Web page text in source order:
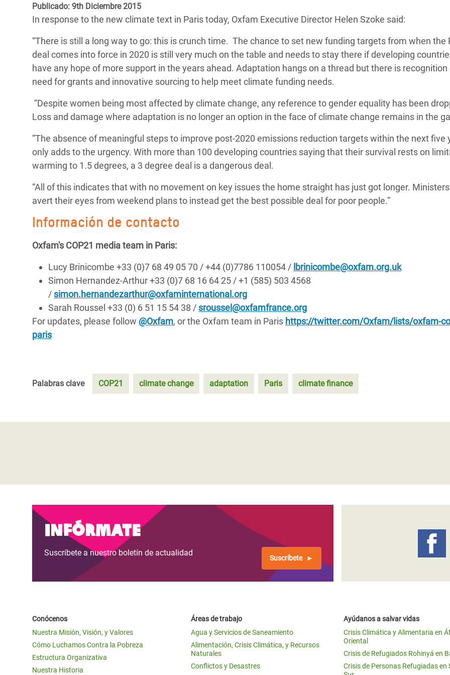
Conflictos y Desastres
Desigualdad Extrema y
Servicios Sociales Básicos
Inequality and Rights in a
Gender, Rights, and Justice
en África Oriental
Crisis de Personas Refugiadas
en Sudán del Sur
Crisis de Refugiados Rohinyá
Crisis en Siria
Crisis en Yemen
#ActuaPorElClima
se Oculta tras los Alimentos
¡Basta! Acabemos con las violencias contra
mujeres y niñas
ayuda
a
la
navegación
Publicado: 9th Diciembre 2015
In response to the new climate text in Paris today, Oxfam Executive Director Helen Szoke said:
“There is still a long way to go: this is crunch time. The chance to set new funding targets from when the
deal comes into force in 2020 is still very much on the table and needs to stay there if developing
have any hope of more support in the years ahead. Adaptation hangs on a thread but there is recognition
need for grants and innovative sourcing to help meet climate funding needs.
“Despite women being most affected by climate change, any reference to gender equality has been
Loss and damage where adaptation is no longer an option in the face of climate change remains in the
“The absence of meaningful steps to improve post-2020 emissions reduction targets within the next five
only adds to the urgency. With more than 100 developing countries saying that their survival rests on
warming to 1.5 degrees, a 3 degree deal is a dangerous deal.
“All of this indicates that with no movement on key issues the home straight has just got longer.
avert their eyes from weekend plans to instead get the best possible deal for poor people.”
Información de contacto
Oxfam's COP21 media team in Paris:
Lucy Brinicombe +33 (0)7 68 49 05 70 / +44 (0)7786 110054 / lbrinicombe@oxfam.org.uk
Simon Hernandez-Arthur +33 (0)7 68 16 64 25 / +1 (585) 503 4568
/simon.hernandezarthur@oxfaminternational.org
Sarah Roussel +33 (0) 6 51 15 54 38 /sroussel@oxfamfrance.org
For updates, please follow @Oxfam, or the Oxfam team in Paris https://twitter.com/Oxfam/lists/oxfam-
paris
Palabras clave COP21 climate change adaptation Paris climate finance
Infórmate
Suscríbete a nuestro boletín de actualidad
Suscríbete
Conócenos
Nuestra Misión, Visión, y Valores
Cómo Luchamos Contra la Pobreza
Estructura Organizativa
Nuestra Historia
Áreas de trabajo
Agua y Servicios de Saneamiento
Alimentación, Crisis Climática, y Recursos
Naturales
Conflictos y Desastres
Ayúdanos a salvar vidas
Crisis Climática y Alimentaria en
Oriental
Crisis de Refugiados Rohinyá en
Crisis de Personas Refugiadas en